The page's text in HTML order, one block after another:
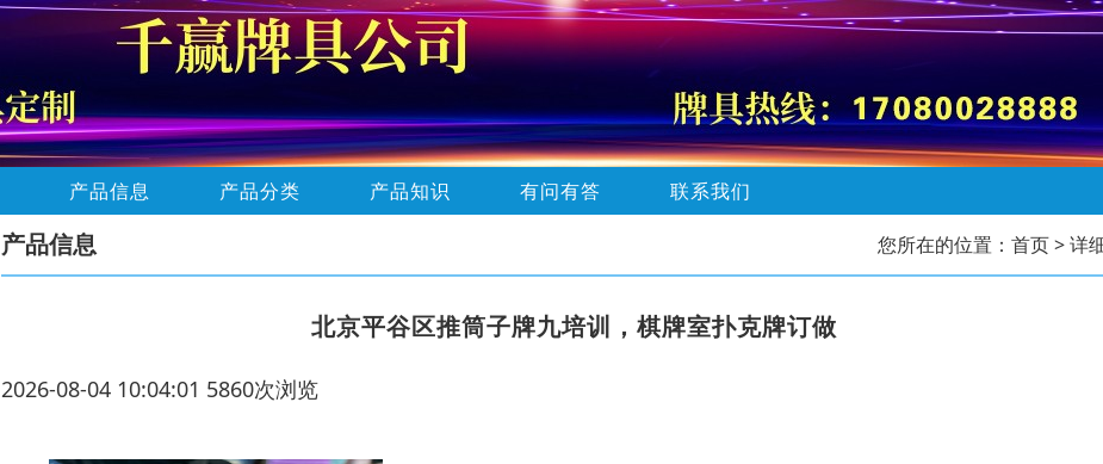
产品信息 产品分类 产品知识 有问有答 联系我们
产品信息 您所在的位置： 首页> 详
北京平谷区推筒子牌九培训，棋牌室扑克牌订做
2026-08-04 10:04:01 5860次浏览